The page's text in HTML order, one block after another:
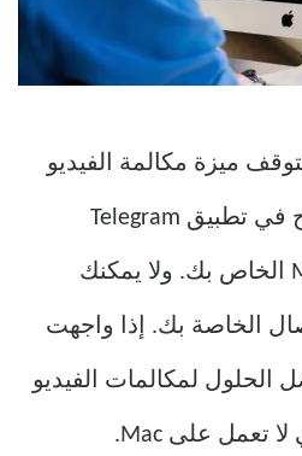
ميزة مكالمة الفيديو
عن العمل بشكل صحيح في تطبيق Telegram
Desktop على جهاز Mac الخاص بك. ولا يمكنك
الخاصة بك. إذا واجهت
الحلول لمكالمات الفيديو